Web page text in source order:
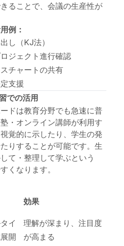
ることで、会議の生産性が
例：
し（KJ法）
ジェクト進行確認
チャートの共有
支援
での活用
ドは教育分野でも急速に普
・オンライン講師が利用す
覚的に示したり、学生の発
りすることが可能です。生
て・整理して学ぶという
くなります。
効果
イ
開
理解が深まり、注目度
が高まる